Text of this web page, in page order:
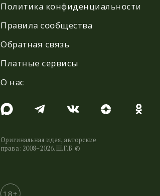
Политика конфиденциальности
Правила сообщества
Обратная связь
Платные сервисы
О нас
Оригинальная идея, авторские
права: 2008−2026. Ш.Г.Б. ©
18+